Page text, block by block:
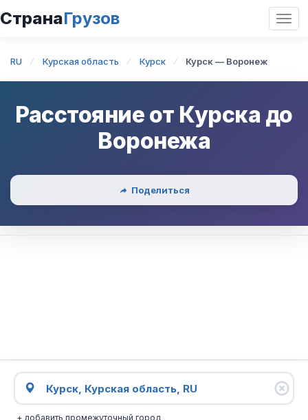
СтранаГрузов
RU Курская область Курск Курск — Воронеж
Расстояние от Курска до
Воронежа
Поделиться
+ добавить промежуточный город